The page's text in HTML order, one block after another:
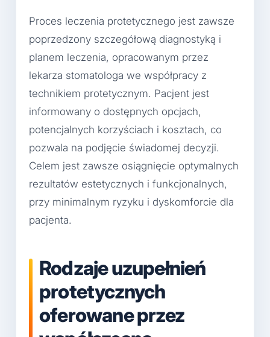
Proces leczenia protetycznego jest zawsze
poprzedzony szczegółową diagnostyką i
planem leczenia, opracowanym przez
lekarza stomatologa we współpracy z
technikiem protetycznym. Pacjent jest
informowany o dostępnych opcjach,
potencjalnych korzyściach i kosztach, co
pozwala na podjęcie świadomej decyzji.
Celem jest zawsze osiągnięcie optymalnych
rezultatów estetycznych i funkcjonalnych,
przy minimalnym ryzyku i dyskomforcie dla
pacjenta.
Rodzaje uzupełnień
protetycznych
oferowane przez